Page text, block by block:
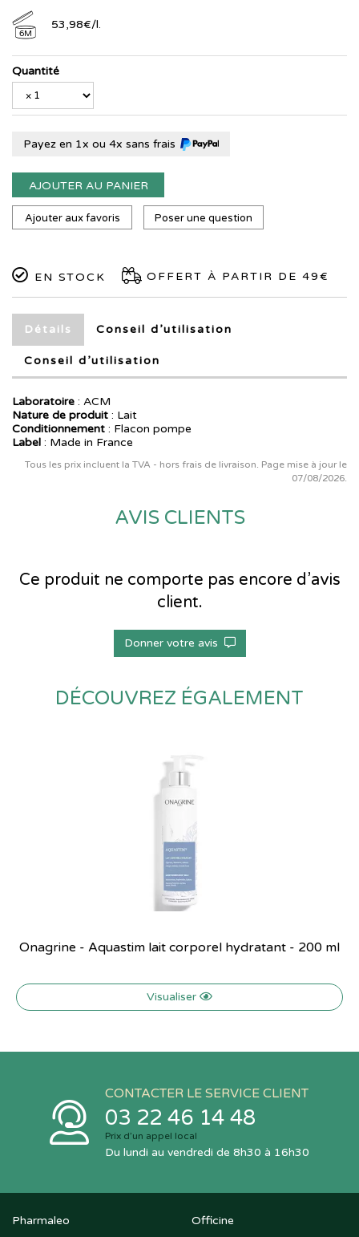
6M
53,98€/l.
Quantité
Payez en 1x ou 4x sans frais
AJOUTER AU PANIER
Ajouter aux favoris Poser une question
EN STOCK OFFERT À PARTIR DE 49€
Détails Conseil d’utilisation
Conseil d’utilisation
Laboratoire : ACM
Nature de produit : Lait
Conditionnement : Flacon pompe
Label : Made in France
Tous les prix incluent la TVA - hors frais de livraison. Page mise à jour le
07/08/2026.
AVIS CLIENTS
Ce produit ne comporte pas encore d’avis
client.
Donner votre avis
DÉCOUVREZ ÉGALEMENT
Onagrine - Aquastim lait corporel hydratant - 200 ml
Visualiser
CONTACTER LE SERVICE CLIENT
03 22 46 14 48
Prix d’un appel local
Du lundi au vendredi de 8h30 à 16h30
Pharmaleo Officine